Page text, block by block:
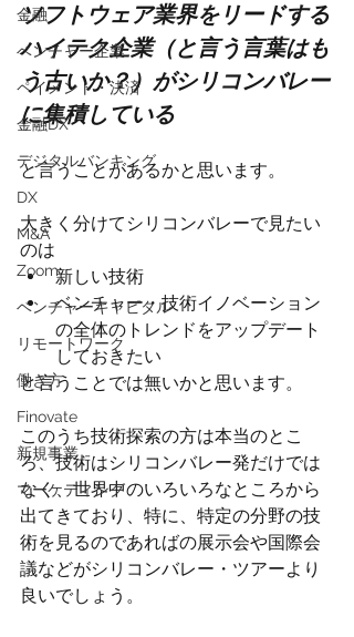
金融
ベンチャー企業
ペイメント・決済
金融DX
デジタルバンキング
DX
M&A
Zoom
ベンチャーキャピタル
リモートワーク
働き方
Finovate
新規事業
マーケティング
ソフトウェア業界をリードする
ハイテク企業（と言う言葉はも
う古いか？）がシリコンバレー
に集積している
と言うことがあるかと思います。
大きく分けてシリコンバレーで見たい
のは
新しい技術
ベンチャー・技術イノベーション
の全体のトレンドをアップデート
しておきたい
と言うことでは無いかと思います。
このうち技術探索の方は本当のとこ
ろ、技術はシリコンバレー発だけでは
なく、世界中のいろいろなところから
出てきており、特に、特定の分野の技
術を見るのであればの展示会や国際会
議などがシリコンバレー・ツアーより
良いでしょう。